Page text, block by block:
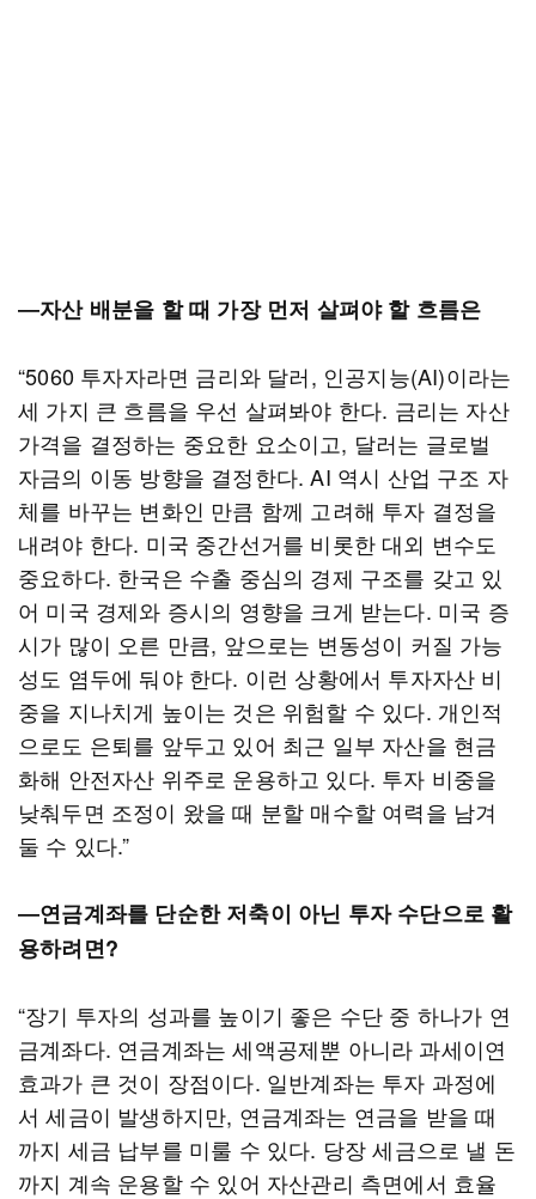
―자산 배분을 할 때 가장 먼저 살펴야 할 흐름은
“5060 투자자라면 금리와 달러, 인공지능(AI)이라는
세 가지 큰 흐름을 우선 살펴봐야 한다. 금리는 자산
가격을 결정하는 중요한 요소이고, 달러는 글로벌
자금의 이동 방향을 결정한다. AI 역시 산업 구조 자
체를 바꾸는 변화인 만큼 함께 고려해 투자 결정을
내려야 한다. 미국 중간선거를 비롯한 대외 변수도
중요하다. 한국은 수출 중심의 경제 구조를 갖고 있
어 미국 경제와 증시의 영향을 크게 받는다. 미국 증
시가 많이 오른 만큼, 앞으로는 변동성이 커질 가능
성도 염두에 둬야 한다. 이런 상황에서 투자자산 비
중을 지나치게 높이는 것은 위험할 수 있다. 개인적
으로도 은퇴를 앞두고 있어 최근 일부 자산을 현금
화해 안전자산 위주로 운용하고 있다. 투자 비중을
낮춰두면 조정이 왔을 때 분할 매수할 여력을 남겨
둘 수 있다.”
―연금계좌를 단순한 저축이 아닌 투자 수단으로 활
용하려면?
“장기 투자의 성과를 높이기 좋은 수단 중 하나가 연
금계좌다. 연금계좌는 세액공제뿐 아니라 과세이연
효과가 큰 것이 장점이다. 일반계좌는 투자 과정에
서 세금이 발생하지만, 연금계좌는 연금을 받을 때
까지 세금 납부를 미룰 수 있다. 당장 세금으로 낼 돈
까지 계속 운용할 수 있어 자산관리 측면에서 효율